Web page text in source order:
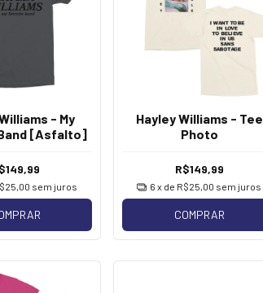
- My
[Asfalto]
sem juros
Hayley Williams - Tee
Photo
R$149,99
6 x de R$25,00 sem juros
COMPRAR